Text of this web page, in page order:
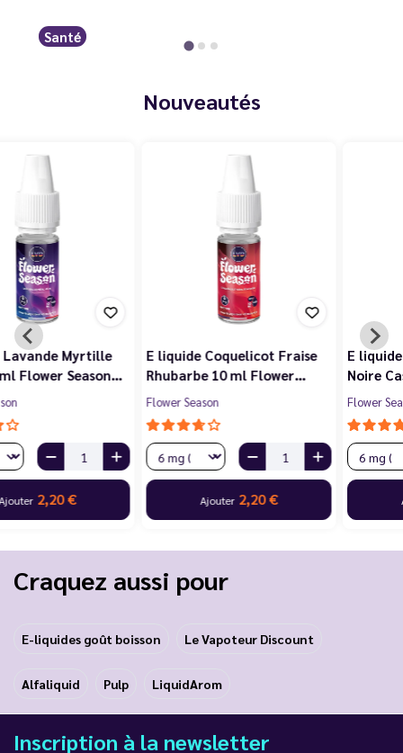
Santé
Nouveautés
E liquide Violette Cerise
Noire Cassis 10 ml Flower…
Flower Season
Ajouter
E liquide Jasmin Pêche
Blanche Abricot 10 ml…
Flower Season
Ajouter
Craquez aussi pour
E-liquides goût boisson Le Vapoteur Discount
Alfaliquid Pulp LiquidArom
Inscription à la newsletter